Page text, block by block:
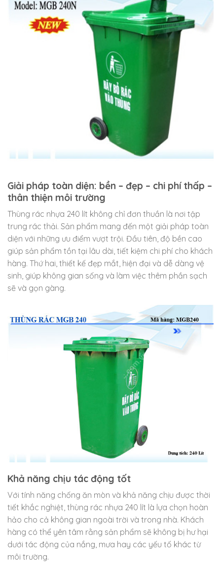
Giải pháp toàn diện: bền – đẹp – chi phí thấp –
thân thiện môi trường
Thùng rác nhựa 240 lít không chỉ đơn thuần là nơi tập
trung rác thải. Sản phẩm mang đến một giải pháp toàn
diện với những ưu điểm vượt trội. Đầu tiên, độ bền cao
giúp sản phẩm tồn tại lâu dài, tiết kiệm chi phí cho khách
hàng. Thứ hai, thiết kế đẹp mắt, hiện đại và dễ dàng vệ
sinh, giúp không gian sống và làm việc thêm phần sạch
sẽ và gọn gàng.
Khả năng chịu tác động tốt
Với tính năng chống ăn mòn và khả năng chịu được thời
tiết khắc nghiệt, thùng rác nhựa 240 lít là lựa chọn hoàn
hảo cho cả không gian ngoài trời và trong nhà. Khách
hàng có thể yên tâm rằng sản phẩm sẽ không bị hư hại
dưới tác động của nắng, mưa hay các yếu tố khác từ
môi trường.